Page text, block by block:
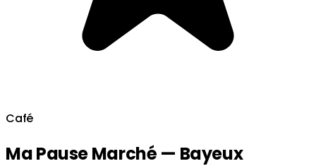
Café
Ma Pause Marché — Bayeux